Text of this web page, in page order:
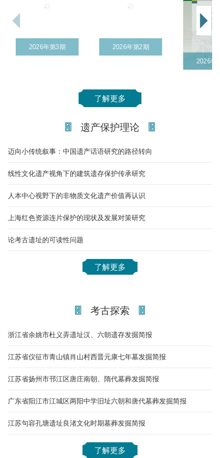
四、本刊将已刊内容提供网站和知网等数据库传播，为维护作
者的权益，免生著作权纠纷，凡不愿同时上网传播的作者请在投稿
邮政编码 210016
2026年第3期
2026年
了解更多
遗产保护理论
迈向小传统叙事：中国遗产话语研究的路径转向
线性文化遗产视角下的建筑遗存保护传承研究
人本中心视野下的非物质文化遗产价值再认识
上海红色资源连片保护的现状及发展对策研究
论考古遗址的可读性问题
了解更多
考古探索
浙江省余姚市杜义弄遗址汉、六朝遗存发掘简报
江苏省仪征市青山镇肖山村西晋元康七年墓发掘简报
江苏省扬州市邗江区唐庄南朝、隋代墓葬发掘简报
广东省阳江市江城区两阳中学旧址六朝和唐代墓葬发掘简报
江苏句容孔塘遗址良渚文化时期墓葬发掘简报
了解更多